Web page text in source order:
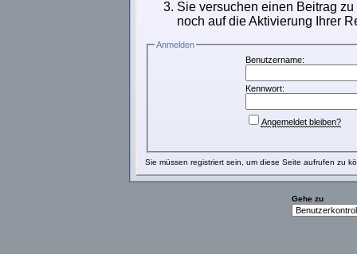
Sie versuchen einen Beitrag
noch auf die Aktivierung Ihrer
Anmelden
Benutzername:
Kennwort:
Angemeldet bleiben?
Sie müssen registriert sein, um diese Seite aufrufen zu
Gehe zu